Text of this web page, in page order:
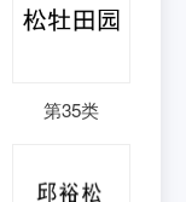
第35类